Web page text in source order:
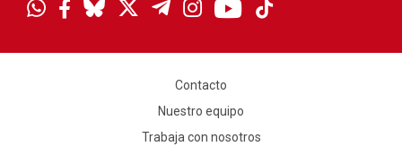
Contacto
Nuestro equipo
Trabaja con nosotros